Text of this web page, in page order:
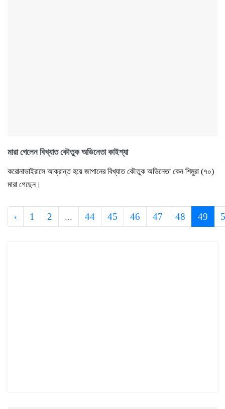
মারা গেলেন বিখ্যাত কৌতুক অভিনেতা কাইশ্যা
করোনাভাইরাসে আক্রান্ত হয়ে জাপানের বিখ্যাত কৌতুক অভিনেতা কেন শিমুরা (৭০)
মারা গেছেন।
‹ 1 2 ... 44 45 46 47 48 49